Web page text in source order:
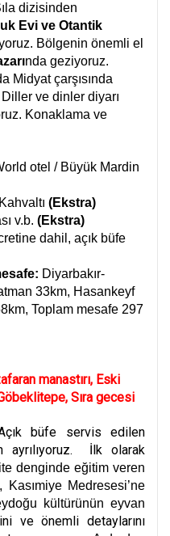
dizisinden
Evi ve Otantik
Bölgenin önemli el
nda geziyoruz.
Midyat çarşısında
ve dinler diyarı
Konaklama ve
otel / Büyük Mardin
(Ekstra)
v.b. (Ekstra)
dahil, açık büfe
Diyarbakır-
33km, Hasankeyf
Toplam mesafe 297
manastırı, Eski
Sıra gecesi
büfe servis edilen
ayrılıyoruz. İlk olarak
denginde eğitim veren
Medresesi’ne
kültürünün eyvan
ve önemli detaylarını